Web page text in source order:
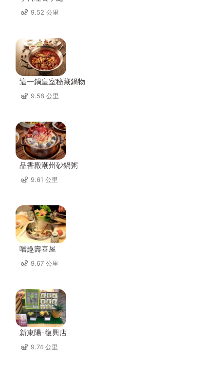
9.52 公里
這一鍋皇室秘藏鍋物
9.58 公里
品香殿潮州砂鍋粥
9.61 公里
嚐趣壽喜屋
9.67 公里
新東陽-復興店
9.74 公里